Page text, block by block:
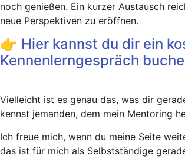
noch genießen. Ein kurzer Austausch
neue Perspektiven zu eröffnen.
👉 Hier kannst du dir ein
Kennenlerngespräch
Vielleicht ist es genau das, was dir
kennst jemanden, dem mein Mentoring
Ich freue mich, wenn du meine Seite
das ist für mich als Selbstständige